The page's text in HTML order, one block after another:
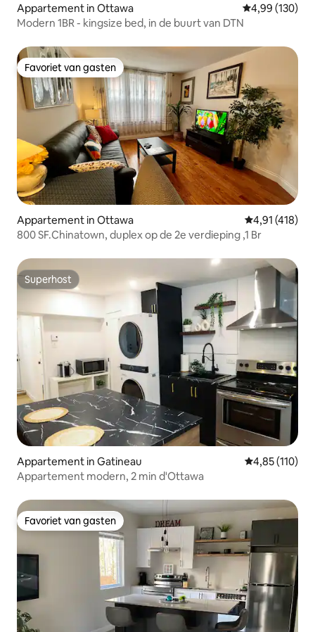
Appartement in Ottawa Gemiddelde
4,99 (130)
Modern 1BR - kingsize bed, in de buurt van DTN
Favoriet van gasten
Favoriet van gasten
Appartement in Ottawa Gemiddelde
4,91 (418)
800 SF.Chinatown, duplex op de 2e verdieping ,1 Br
Superhost
Superhost
Appartement in Gatineau Gemiddelde
4,85 (110)
Appartement modern, 2 min d'Ottawa
Favoriet van gasten
Favoriet van gasten